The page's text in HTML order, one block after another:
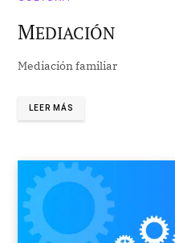
MEDIACIÓN
Mediación familiar
LEER MÁS